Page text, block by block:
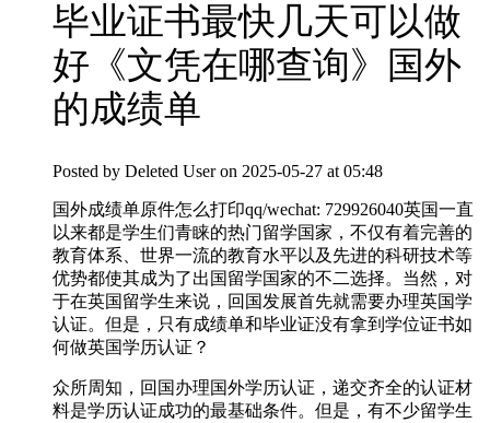
毕业证书最快几天可以做
好《文凭在哪查询》国外
的成绩单
Posted by Deleted User on 2025-05-27 at 05:48
国外成绩单原件怎么打印qq/wechat: 729926040英国一直
以来都是学生们青睐的热门留学国家，不仅有着完善的
教育体系、世界一流的教育水平以及先进的科研技术等
优势都使其成为了出国留学国家的不二选择。当然，对
于在英国留学生来说，回国发展首先就需要办理英国学
认证。但是，只有成绩单和毕业证没有拿到学位证书如
何做英国学历认证？
众所周知，回国办理国外学历认证，递交齐全的认证材
料是学历认证成功的最基础条件。但是，有不少留学生